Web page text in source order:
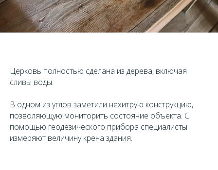
Церковь полностью сделана из дерева, включая
сливы воды.
В одном из углов заметили нехитрую конструкцию,
позволяющую мониторить состояние объекта. С
помощью геодезического прибора специалисты
измеряют величину крена здания.